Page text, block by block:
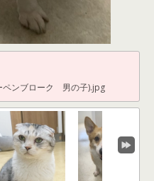
ンブローク 男の子).jpg